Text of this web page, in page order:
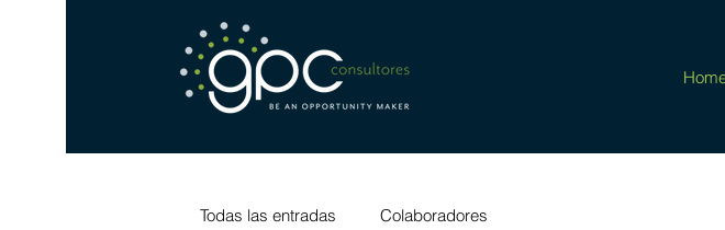
Todas las entradas Colaboradores